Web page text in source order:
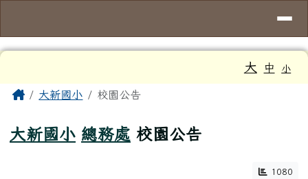
大 中 小
主內容區域
Home大新國小 校園公告
大新國小 總務處 校園公告
1080
頁尾區域